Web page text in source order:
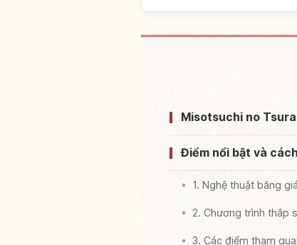
Misotsuchi no
Điểm nổi bật và
1. Nghệ thuật băng
2. Chương trình thắp
3. Các điểm tham